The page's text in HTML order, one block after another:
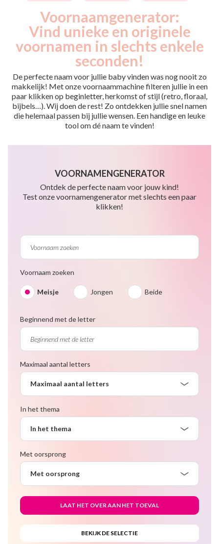
Voornaamgenerator:
Vind unieke en originele
voornamen in slechts enkele
seconden!
De perfecte naam voor jullie baby vinden was nog nooit zo
makkelijk! Met onze voornaammachine filteren jullie in een
paar klikken op beginletter, herkomst of stijl (retro, floraal,
bijbels…). Wij doen de rest! Zo ontdekken jullie snel namen
die helemaal passen bij jullie wensen. Een handige en leuke
tool om dé naam te vinden!
VOORNAMENGENERATOR
Ontdek de perfecte naam voor jouw kind!
Test onze voornamengenerator met slechts een paar
klikken!
Voornaam zoeken
Meisje Jongen Beide
Beginnend met de letter
Maximaal aantal letters
Maximaal aantal letters
In het thema
In het thema
Met oorsprong
Met oorsprong